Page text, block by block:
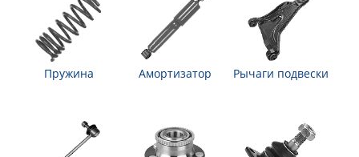
Пружина Амортизатор Рычаги подвески